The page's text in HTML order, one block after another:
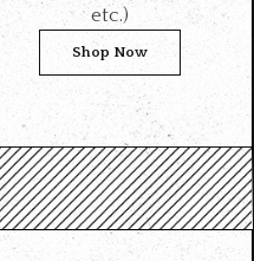
etc.)
Shop Now